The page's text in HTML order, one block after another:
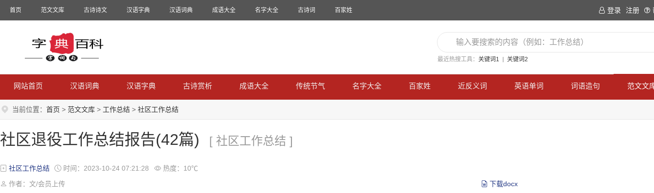
首页 范文文库 古诗诗文 汉语字典 汉语词典 成语大全 名字大全 古诗词 百家姓 登录 注册
最近热搜工具： 关键词1 关键词2
网站首页 汉语词典 汉语字典 古诗赏析 成语大全 传统节气 名字大全 百家姓 近反义词 英语单词 词语造句 范文文
当前位置： 首页 > 范文文库 > 工作总结 > 社区工作总结
社区退役工作总结报告(42篇) [ 社区工作总结 ]
社区工作总结 时间：2023-10-24 07:21:28
热度：10℃
作者：文/会员上传
下载docx